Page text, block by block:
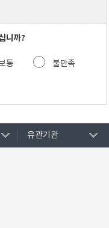
니까?
통 불만족
유관기관